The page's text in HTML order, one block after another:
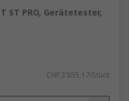
ST PRO, Gerätetester,
CHF.3'855.17/Stück